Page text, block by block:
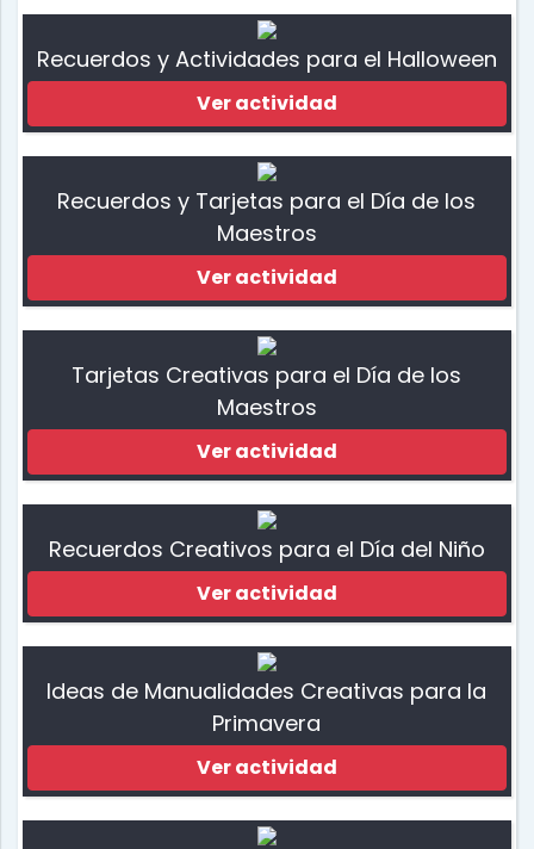
Recuerdos y Actividades para el Halloween
Ver actividad
Recuerdos y Tarjetas para el Día de los
Maestros
Ver actividad
Tarjetas Creativas para el Día de los
Maestros
Ver actividad
Recuerdos Creativos para el Día del Niño
Ver actividad
Ideas de Manualidades Creativas para la
Primavera
Ver actividad